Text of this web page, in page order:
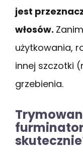
jest
włosów.
użytkowania,
innej szczotki
grzebienia.